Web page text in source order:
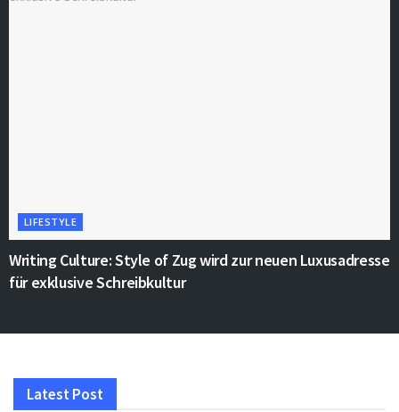
LIFESTYLE
Writing Culture: Style of Zug wird zur neuen Luxusadresse
für exklusive Schreibkultur
Latest Post